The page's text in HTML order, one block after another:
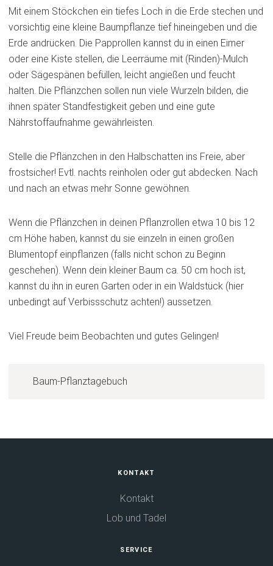
Mit einem Stöckchen ein tiefes Loch in die Erde stechen und
vorsichtig eine kleine Baumpflanze tief hineingeben und die
Erde andrücken. Die Papprollen kannst du in einen Eimer
oder eine Kiste stellen, die Leerräume mit (Rinden)-Mulch
oder Sägespänen befüllen, leicht angießen und feucht
halten. Die Pflänzchen sollen nun viele Wurzeln bilden, die
ihnen später Standfestigkeit geben und eine gute
Nährstoffaufnahme gewährleisten.
Stelle die Pflänzchen in den Halbschatten ins Freie, aber
frostsicher! Evtl. nachts reinholen oder gut abdecken. Nach
und nach an etwas mehr Sonne gewöhnen.
Wenn die Pflänzchen in deinen Pflanzrollen etwa 10 bis 12
cm Höhe haben, kannst du sie einzeln in einen großen
Blumentopf einpflanzen (falls nicht schon zu Beginn
geschehen). Wenn dein kleiner Baum ca. 50 cm hoch ist,
kannst du ihn in euren Garten oder in ein Waldstück (hier
unbedingt auf Verbissschutz achten!) aussetzen.
Viel Freude beim Beobachten und gutes Gelingen!
Baum-Pflanztagebuch
KONTAKT
Kontakt
Lob und Tadel
SERVICE